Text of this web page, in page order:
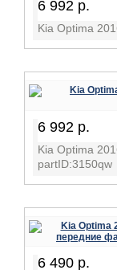
6 992 р.
Kia Optima
6 992 р.
Kia Optima
partID:3150qw
6 490 р.